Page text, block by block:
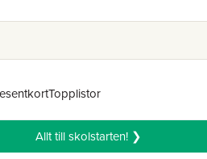
Topplistor
Allt till skolstarten! ❯